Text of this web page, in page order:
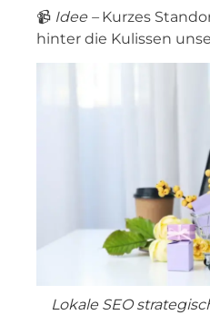
📹 Idee – Kurzes
hinter die Kulissen
Lokale SEO